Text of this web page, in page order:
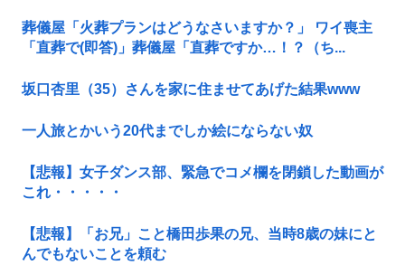
葬儀屋「火葬プランはどうなさいますか？」 ワイ喪主
「直葬で(即答)」葬儀屋「直葬ですか…！？（ち...
坂口杏里（35）さんを家に住ませてあげた結果www
一人旅とかいう20代までしか絵にならない奴
【悲報】女子ダンス部、緊急でコメ欄を閉鎖した動画が
これ・・・・・
【悲報】「お兄」こと橋田歩果の兄、当時8歳の妹にと
んでもないことを頼む